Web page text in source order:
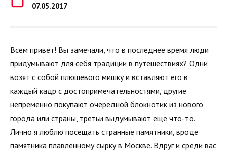
07.05.2017
Всем привет! Вы замечали, что в последнее время люди
придумывают для себя традиции в путешествиях? Одни
возят с собой плюшевого мишку и вставляют его в
каждый кадр с достопримечательностями, другие
непременно покупают очередной блокнотик из нового
города или страны, третьи выдумывают еще что-то.
Лично я люблю посещать странные памятники, вроде
памятника плавленному сырку в Москве. Вдруг и среди вас